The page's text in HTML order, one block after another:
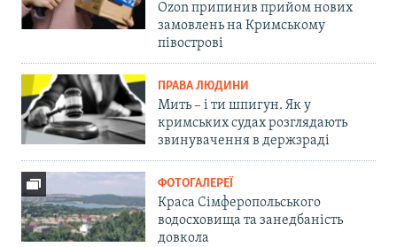
Ozon припинив прийом нових
замовлень на Кримському
півострові
ПРАВА ЛЮДИНИ
Мить – і ти шпигун. Як у
кримських судах розглядають
звинувачення в держзраді
ФОТОГАЛЕРЕЇ
Краса Сімферопольського
водосховища та занедбаність
довкола